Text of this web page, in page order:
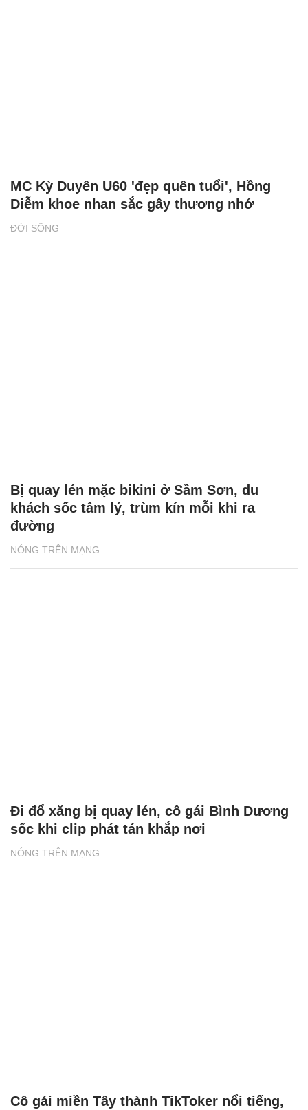
ĐỜI SỐNG
MC Kỳ Duyên U60 'đẹp quên tuổi', Hồng
Diễm khoe nhan sắc gây thương nhớ
NÓNG TRÊN MẠNG
Bị quay lén mặc bikini ở Sầm Sơn, du
khách sốc tâm lý, trùm kín mỗi khi ra
đường
NÓNG TRÊN MẠNG
Đi đổ xăng bị quay lén, cô gái Bình Dương
sốc khi clip phát tán khắp nơi
Cô gái miền Tây thành TikToker nổi tiếng,